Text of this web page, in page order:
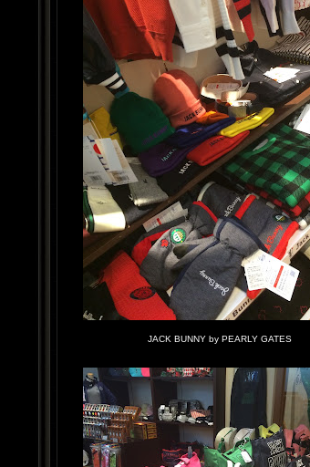
JACK BUNNY by PEARLY GATES